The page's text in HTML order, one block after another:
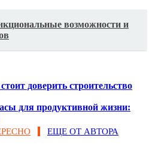
возможности и
доверить строительство
для продуктивной жизни:
ЕЩЕ ОТ АВТОРА